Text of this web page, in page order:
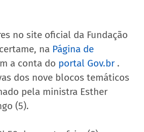
no site oficial da Fundação
na Página de
a conta do portal Gov.br .
dos nove blocos temáticos
pela ministra Esther
(5).